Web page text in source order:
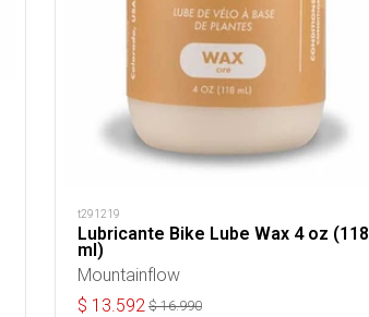
t291219
Lubricante Bike Lube Wax 4 oz (118
ml)
Mountainflow
$ 13.592 $16.990